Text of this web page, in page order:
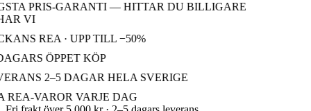
PRIS-GARANTI — HITTAR DU BILLIGARE
VI
REA · UPP TILL −50%
ÖPPET KÖP
2–5 DAGAR HELA SVERIGE
VAROR VARJE DAG